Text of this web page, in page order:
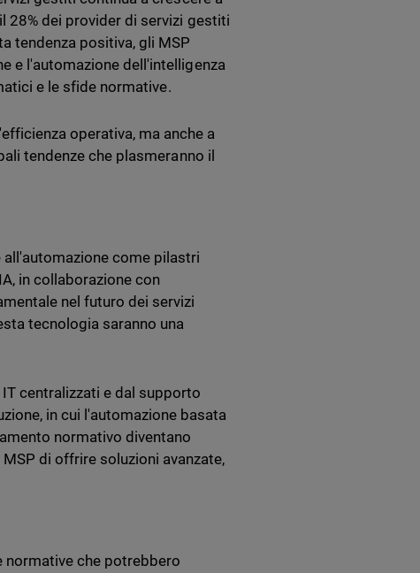
28% dei provider di servizi gestiti
tendenza positiva, gli MSP
e l'automazione dell'intelligenza
e le sfide normative.
operativa, ma anche a
tendenze che plasmeranno il
come pilastri
in collaborazione con
nel futuro dei servizi
tecnologia saranno una
centralizzati e dal supporto
in cui l'automazione basata
normativo diventano
di offrire soluzioni avanzate,
che potrebbero